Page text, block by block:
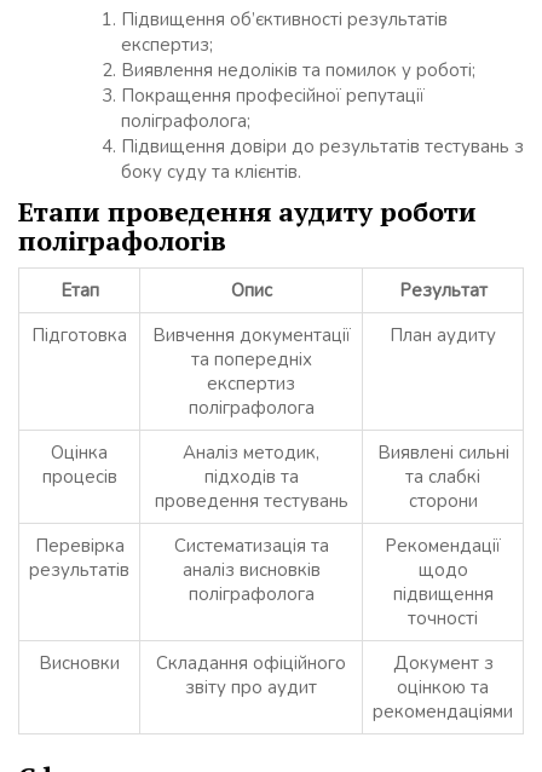
Підвищення об’єктивності результатів
експертиз;
Виявлення недоліків та помилок у роботі;
Покращення професійної репутації
поліграфолога;
Підвищення довіри до результатів тестувань з
боку суду та клієнтів.
Етапи проведення аудиту роботи
поліграфологів
Етап Опис
Результат
Підготовка
Вивчення документації
та попередніх
експертиз
поліграфолога
План аудиту
Оцінка
процесів
Аналіз методик,
підходів та
проведення тестувань
Виявлені сильні
та слабкі
сторони
Перевірка
результатів
Систематизація та
аналіз висновків
поліграфолога
Рекомендації
щодо
підвищення
точності
Висновки
Складання офіційного
звіту про аудит
Документ з
оцінкою та
рекомендаціями